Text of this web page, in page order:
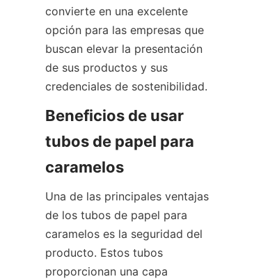
convierte en una excelente
opción para las empresas que
buscan elevar la presentación
de sus productos y sus
credenciales de sostenibilidad.
Beneficios de usar
tubos de papel para
caramelos
Una de las principales ventajas
de los tubos de papel para
caramelos es la seguridad del
producto. Estos tubos
proporcionan una capa